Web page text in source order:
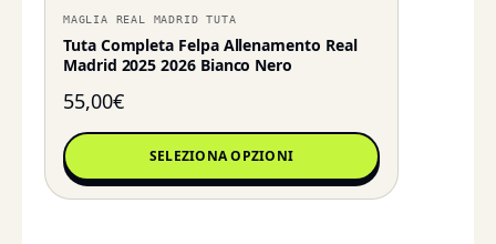
MAGLIA REAL MADRID TUTA
Tuta Completa Felpa Allenamento Real
Madrid 2025 2026 Bianco Nero
55,00€
SELEZIONA OPZIONI